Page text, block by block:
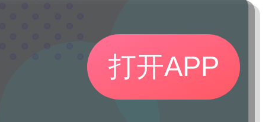
打开APP